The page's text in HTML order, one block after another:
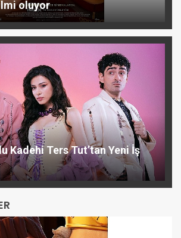
oluyor
Kadehi Ters Tut’tan Yeni İş